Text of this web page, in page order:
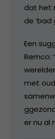
dat het
de ‘bad
Een
Remco:
met
er nu al